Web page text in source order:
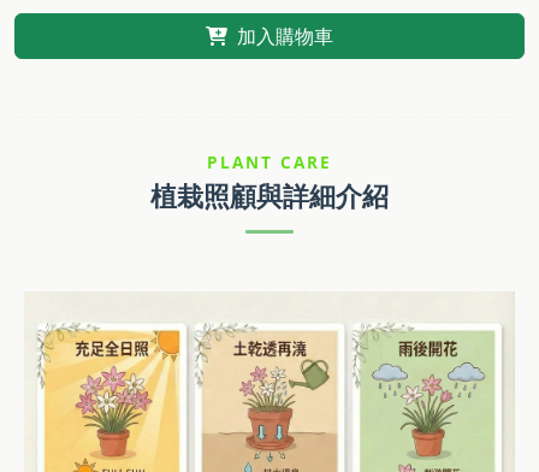
加入購物車
PLANT CARE
植栽照顧與詳細介紹